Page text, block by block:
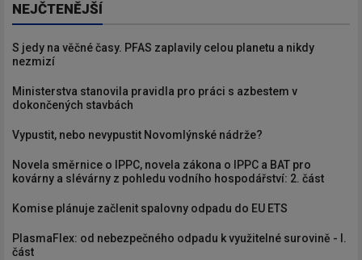
NEJČTENĚJŠÍ
S jedy na věčné časy. PFAS zaplavily celou planetu a nikdy
nezmizí
Ministerstva stanovila pravidla pro práci s azbestem v
dokončených stavbách
Vypustit, nebo nevypustit Novomlýnské nádrže?
Novela směrnice o IPPC, novela zákona o IPPC a BAT pro
kovárny a slévárny z pohledu vodního hospodářství: 2. část
Komise plánuje začlenit spalovny odpadu do EU ETS
PlasmaFlex: od nebezpečného odpadu k využitelné surovině - I.
část